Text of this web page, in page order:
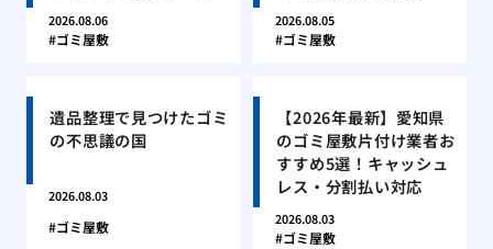
2026.08.06
ゴミ屋敷
2026.08.05
ゴミ屋敷
遺品整理で見つけたゴミ
の不思議の国
2026.08.03
ゴミ屋敷
【2026年最新】愛知県
のゴミ屋敷片付け業者お
すすめ5選！キャッシュ
レス・分割払い対応
2026.08.03
ゴミ屋敷